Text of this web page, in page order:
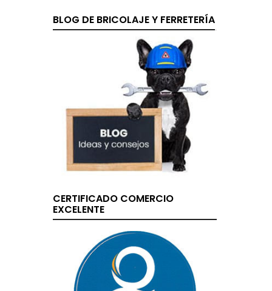
BLOG DE BRICOLAJE Y FERRETERÍA
CERTIFICADO COMERCIO
EXCELENTE